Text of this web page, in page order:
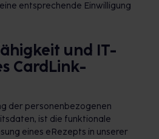
entsprechende Einwilligung
und IT-
CardLink-
der personenbezogenen
ist die funktionale
eines eRezepts in unserer